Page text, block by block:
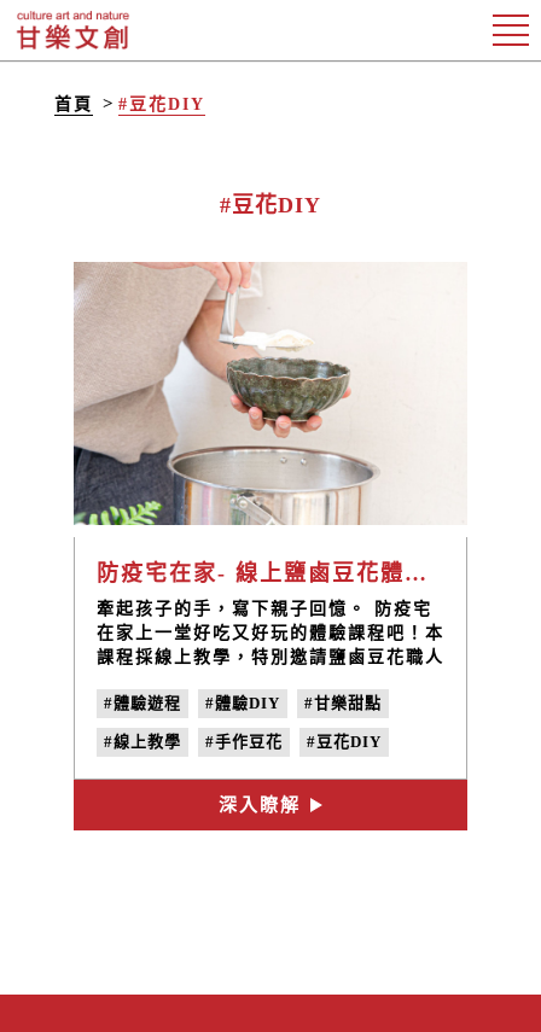
首頁 #豆花DIY
#豆花DIY
防疫宅在家- 線上鹽鹵豆花體驗DIY
牽起孩子的手，寫下親子回憶。 防疫宅
在家上一堂好吃又好玩的體驗課程吧！本
課程採線上教學，特別邀請鹽鹵豆花職人
析與解說，親手製作出美味軟嫩的鹽鹵豆
花。 「豆花職人體驗組」材料一次幫您
準備好，禾乃川國產豆製所堅持選用台灣
百分百無農藥非基改友善耕種大豆，使用
台灣天然日曬鹽滷，讓您吃得安心玩得開
心。
#體驗遊程 #體驗DIY #甘樂甜點
#線上教學 #手作豆花 #豆花DIY
#鹽鹵豆花
深入瞭解